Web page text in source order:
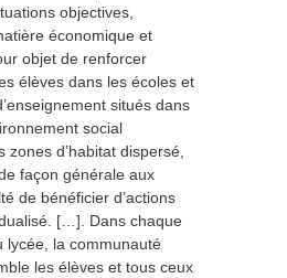
objectives,
économique et
objet de renforcer
élèves dans les écoles et
situés dans
social
zones d’habitat dispersé,
façon générale aux
de bénéficier d’actions
[…]. Dans chaque
lycée, la communauté
les élèves et tous ceux